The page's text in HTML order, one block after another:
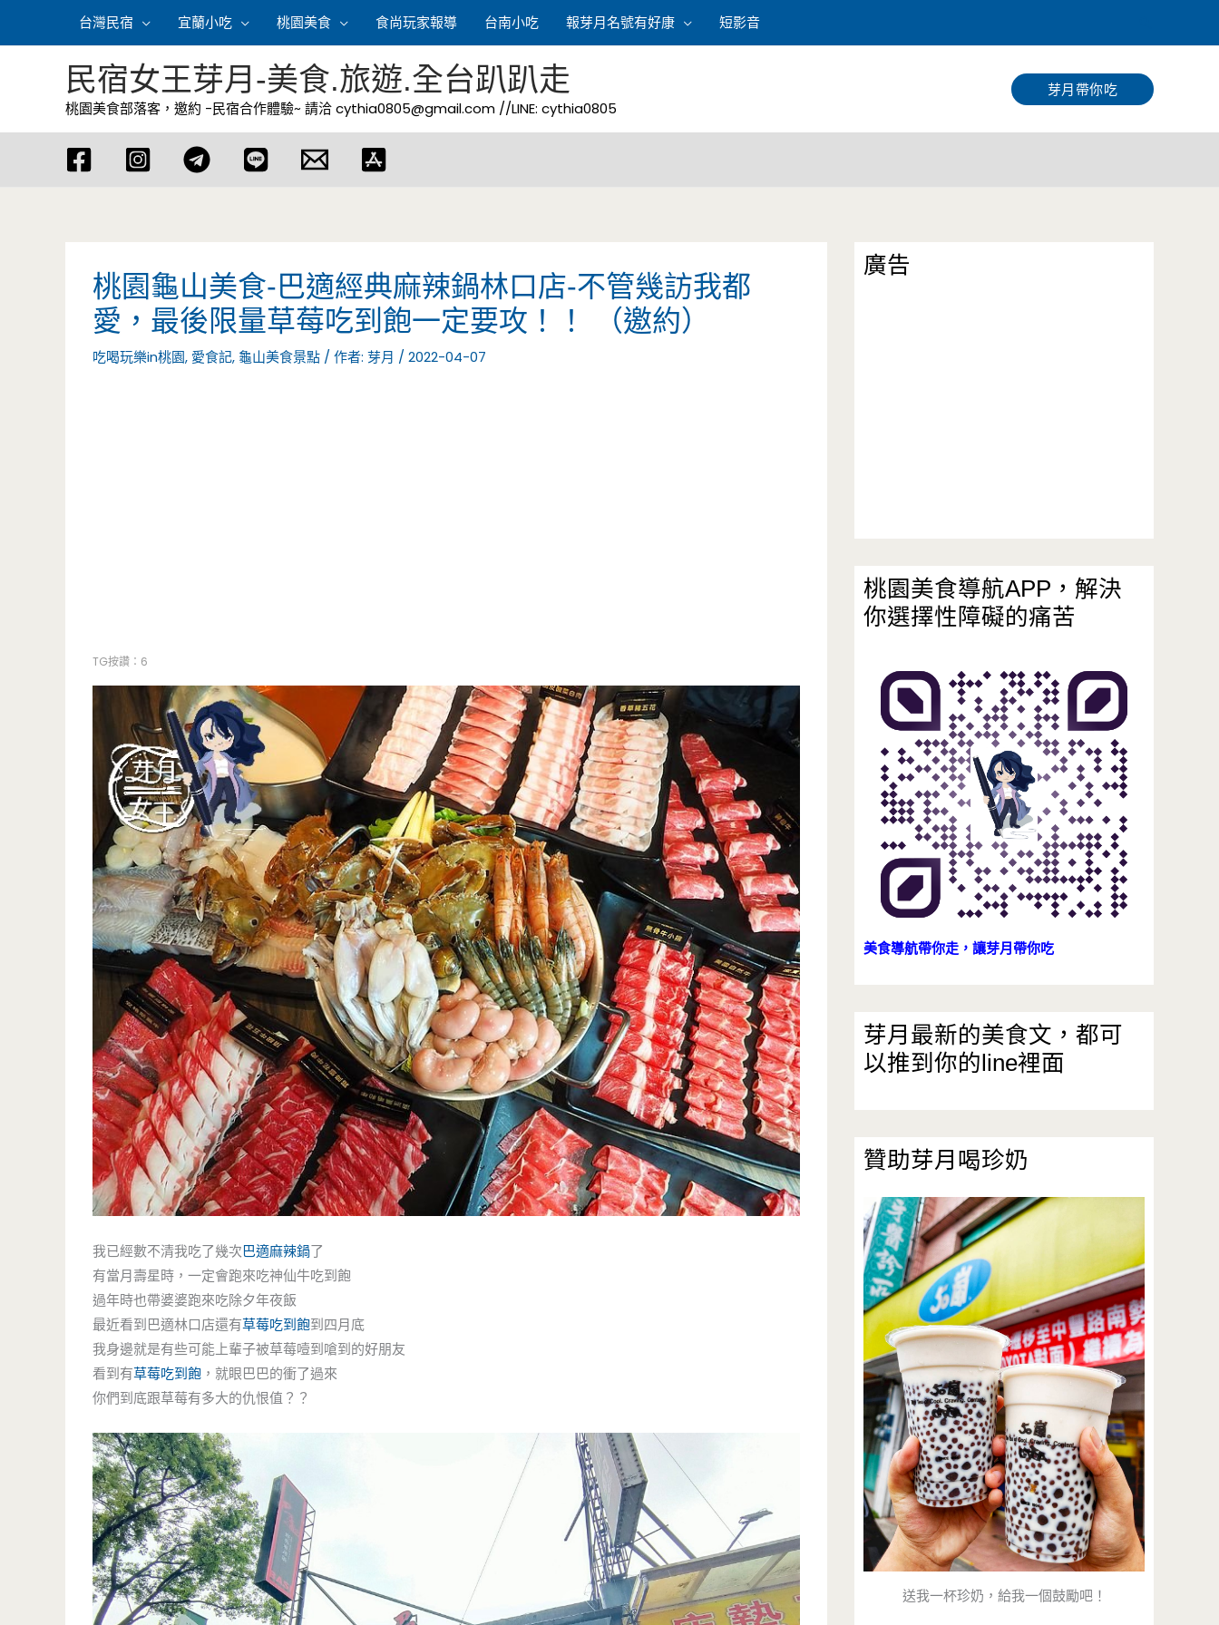
容
台灣民宿 宜蘭小吃 桃園美食 食尚玩家報導 台南小吃 報芽月名號有好康 短影音
尋
民宿女王芽月-美食.旅遊.全台趴趴走
桃園美食部落客，邀約 -民宿合作體驗~ 請洽cythia0805@gmail.com //LINE: cythia0805
芽月帶你吃
桃園龜山美食-巴適經典麻辣鍋林口店-不管幾訪我都
愛，最後限量草莓吃到飽一定要攻！！ （邀約）
吃喝玩樂in桃園, 愛食記, 龜山美食景點 / 作者: 芽月 / 2022-04-07
TG按讚：6
我已經數不清我吃了幾次巴適麻辣鍋了
有當月壽星時，一定會跑來吃神仙牛吃到飽
過年時也帶婆婆跑來吃除夕年夜飯
最近看到巴適林口店還有草莓吃到飽到四月底
我身邊就是有些可能上輩子被草莓噎到嗆到的好朋友
看到有草莓吃到飽 ，就眼巴巴的衝了過來
你們到底跟草莓有多大的仇恨值？？
廣告
桃園美食導航APP，解決
你選擇性障礙的痛苦
美食導航帶你走，讓芽月帶你吃
芽月最新的美食文，都可
以推到你的line裡面
贊助芽月喝珍奶
送我一杯珍奶，給我一個鼓勵吧！